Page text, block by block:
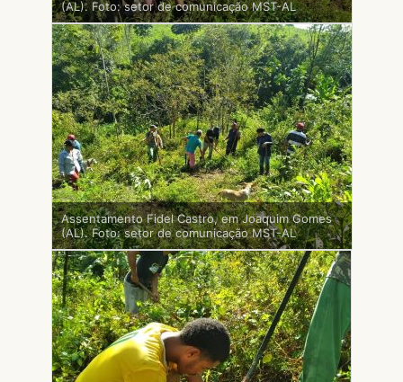
(AL). Foto: setor de comunicação MST-AL
Assentamento Fidel Castro, em Joaquim Gomes
(AL). Foto: setor de comunicação MST-AL